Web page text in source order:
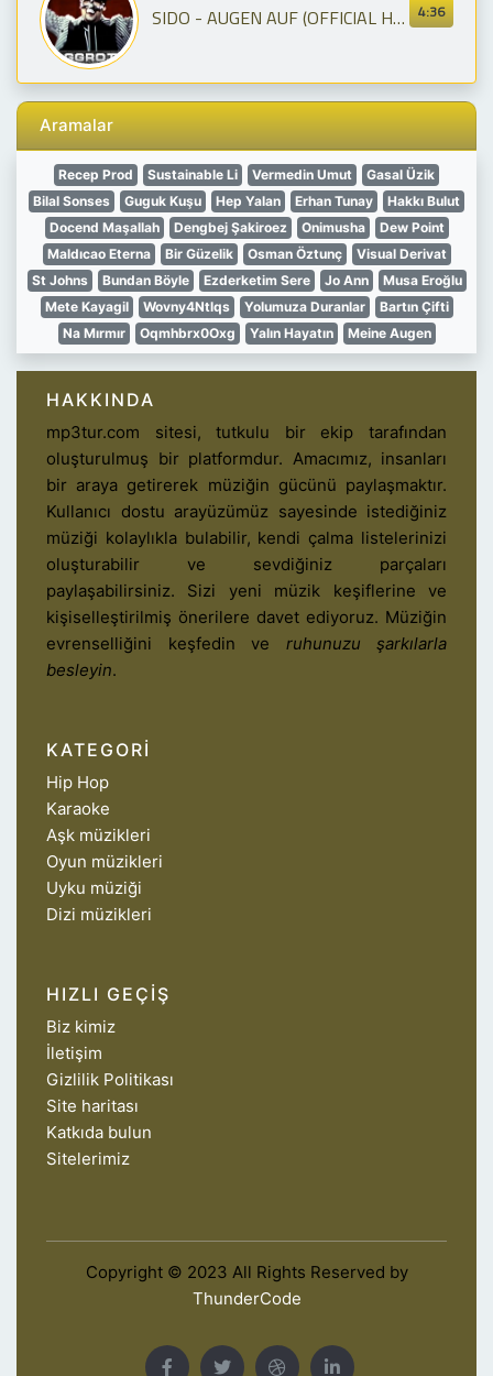
4:36
SIDO - AUGEN AUF (OFFICIAL HD VERSION AGGROTV)
Aramalar
Recep Prod Sustainable Li Vermedin Umut
Gasal Üzik
Bilal Sonses
Guguk Kuşu Hep Yalan Erhan Tunay
Hakkı Bulut
Docend Maşallah
Dengbej Şakiroez Onimusha
Dew Point
Maldıcao Eterna
Bir Güzelik Osman Öztunç
Visual Derivat
St Johns
Bundan Böyle Ezderketim Sere Jo Ann
Musa Eroğlu
Mete Kayagil
Wovny4Ntlqs Yolumuza Duranlar
Bartın Çifti
Na Mırmır
Oqmhbrx0Oxg Yalın Hayatın Meine Augen
HAKKINDA
mp3tur.com sitesi, tutkulu bir ekip tarafından
oluşturulmuş bir platformdur. Amacımız, insanları
bir araya getirerek müziğin gücünü paylaşmaktır.
Kullanıcı dostu arayüzümüz sayesinde istediğiniz
müziği kolaylıkla bulabilir, kendi çalma listelerinizi
oluşturabilir ve sevdiğiniz parçaları
paylaşabilirsiniz. Sizi yeni müzik keşiflerine ve
kişiselleştirilmiş önerilere davet ediyoruz. Müziğin
evrenselliğini keşfedin ve ruhunuzu şarkılarla
besleyin.
KATEGORI
Hip Hop
Karaoke
Aşk müzikleri
Oyun müzikleri
Uyku müziği
Dizi müzikleri
HIZLI GEÇIŞ
Biz kimiz
İletişim
Gizlilik Politikası
Site haritası
Katkıda bulun
Sitelerimiz
Copyright © 2023 All Rights Reserved by
ThunderCode